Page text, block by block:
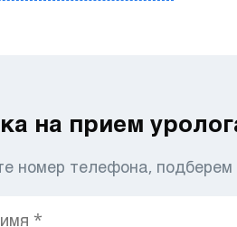
на прием
номер телефона,